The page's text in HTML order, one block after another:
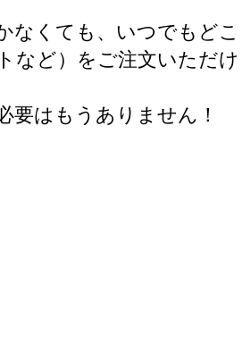
なくても、いつでもどこ
など）をご注文いただけ
要はもうありません！